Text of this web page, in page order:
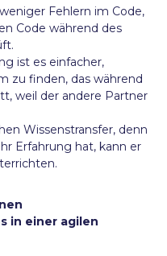
Fehlern im Code,
Code während des
ist es einfacher,
zu finden, das während
weil der andere Partner
Wissenstransfer, denn
Erfahrung hat, kann er
in einer agilen